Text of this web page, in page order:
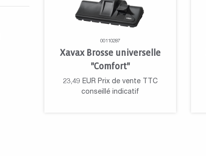
00110287
Xavax Brosse universelle
"Comfort"
23,49 EUR Prix de vente TTC
conseillé indicatif